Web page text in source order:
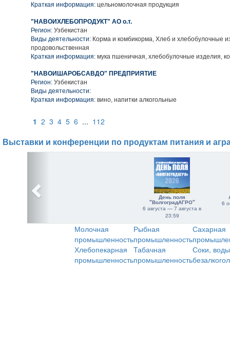
Краткая информация: цельномолочная продукция
"НАВОИХЛЕБОПРОДУКТ" АО о.т.
Регион: Узбекистан
Виды деятельности: Корма и комбикорма, Хлеб и хлебобулочные
продовольственная
Краткая информация: мука пшеничная, хлебобулочные изделия,
"НАВОИШАРОБСАВДО" ПРЕДПРИЯТИЕ
Регион: Узбекистан
Виды деятельности:
Краткая информация: вино, напитки алкогольные
1 2 3 4 5 6 ... 112
Выставки и конференции по продуктам питания и
День поля
"ВолгоградАГРО"
6 августа — 7 августа в
23:59
6
Молочная
промышленность
Рыбная
промышленность
Сахарная
Хлебопекарная
промышленность
Табачная
промышленность
Соки,